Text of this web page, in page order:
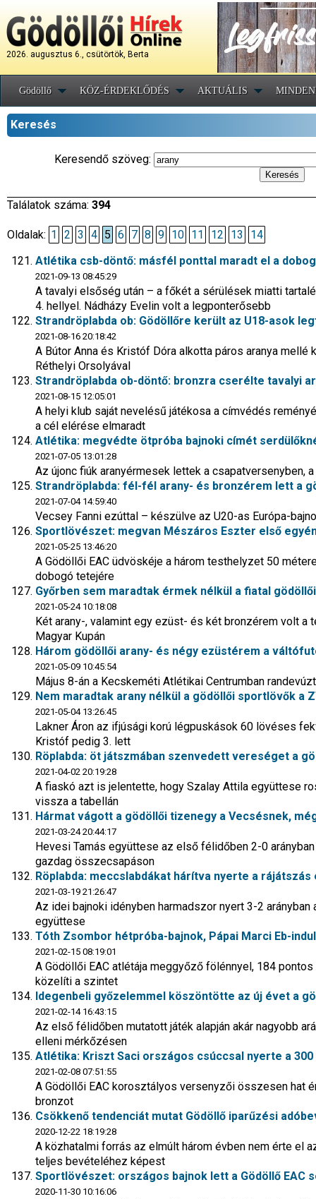
2026. augusztus 6., csütörtök, Berta
Gödöllő KÖZ-ÉRDEKLŐDÉS AKTUÁLIS
Keresés
Keresendő szöveg:
Találatok száma: 394
Oldalak: 1 2 3 4 5 6 7 8 9 10 11 12 13
14
Atlétika csb-döntő: másfél ponttal maradt el a
2021-09-13 08:45:29
A tavalyi elsőség után – a főkét a sérülések miatti
4. hellyel. Nádházy Evelin volt a legponterősebb
Strandröplabda ob: Gödöllőre került az U18-asok
2021-08-16 20:18:42
A Bútor Anna és Kristóf Dóra alkotta páros aranya
Réthelyi Orsolyával
Strandröplabda ob-döntő: bronzra cserélte tavalyi
2021-08-15 12:05:01
A helyi klub saját nevelésű játékosa a címvédés
a cél elérése elmaradt
Atlétika: megvédte ötpróba bajnoki címét
2021-07-05 13:01:28
Az újonc fiúk aranyérmesek lettek a csapatversenyben,
Strandröplabda: fél-fél arany- és bronzérem lett a
2021-07-04 14:59:40
Vecsey Fanni ezúttal – készülve az U20-as Európa-
Sportlövészet: megvan Mészáros Eszter első
2021-05-25 13:46:20
A Gödöllői EAC üdvöskéje a három testhelyzet 50
dobogó tetejére
Győrben sem maradtak érmek nélkül a fiatal
2021-05-24 10:18:08
Két arany-, valamint egy ezüst- és két bronzérem volt a
Magyar Kupán
Három gödöllői arany- és négy ezüstérem a
2021-05-09 10:45:54
Május 8-án a Kecskeméti Atlétikai Centrumban
Nem maradtak arany nélkül a gödöllői sportlövők a
2021-05-04 13:26:45
Lakner Áron az ifjúsági korú légpuskások 60 lövéses
Kristóf pedig 3. lett
Röplabda: öt játszmában szenvedett vereséget a
2021-04-02 20:19:28
A fiaskó azt is jelentette, hogy Szalay Attila együttese
vissza a tabellán
Hármat vágott a gödöllői tizenegy a Vecsésnek,
2021-03-24 20:44:17
Hevesi Tamás együttese az első félidőben 2-0
gazdag összecsapáson
Röplabda: meccslabdákat hárítva nyerte a
2021-03-19 21:26:47
Az idei bajnoki idényben harmadszor nyert 3-2
együttese
Tóth Zsombor hétpróba-bajnok, Pápai Marci Eb-
2021-02-15 08:19:01
A Gödöllői EAC atlétája meggyőző fölénnyel, 184
közelíti a szintet
Idegenbeli győzelemmel köszöntötte az új évet a
2021-02-14 16:43:15
Az első félidőben mutatott játék alapján akár nagyobb
elleni mérkőzésen
Atlétika: Kriszt Saci országos csúccsal nyerte a
2021-02-08 07:51:55
A Gödöllői EAC korosztályos versenyzői összesen hat
bronzot
Csökkenő tendenciát mutat Gödöllő iparűzési
2020-12-22 18:19:28
A közhatalmi forrás az elmúlt három évben nem érte el
teljes bevételéhez képest
Sportlövészet: országos bajnok lett a Gödöllő EAC
2020-11-30 10:16:06